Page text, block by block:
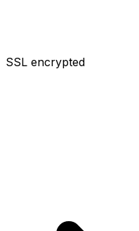
SSL encrypted